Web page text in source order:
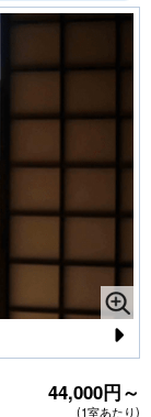
N
e
44,000円～
(1室あたり)